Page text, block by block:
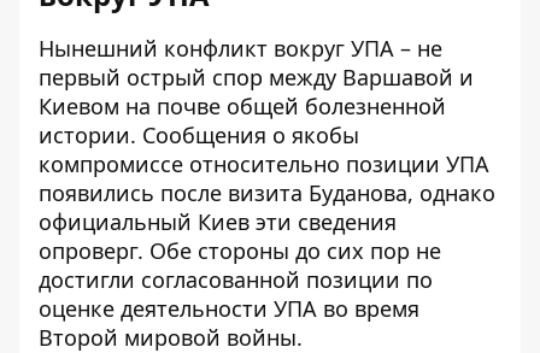
Нынешний конфликт вокруг УПА – не
первый острый спор между Варшавой и
Киевом на почве общей болезненной
истории. Сообщения о якобы
компромиссе относительно позиции УПА
появились после визита Буданова, однако
официальный Киев эти сведения
опроверг. Обе стороны до сих пор не
достигли согласованной позиции по
оценке деятельности УПА во время
Второй мировой войны.